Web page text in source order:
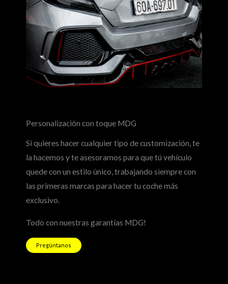
Personalización con toque MDG
Si quieres hacer cualquier tipo de customización, te
la hacemos y te asesoramos para que tú vehículo
quede con un estilo único, trabajando siempre con
las primeras marcas para hacer tu coche más
exclusivo.
Todo con nuestras garantías MDG!
Pregúntanos